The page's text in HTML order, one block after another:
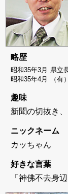
略歴
昭和35年3月 県立
昭和35年4月
（有
趣味
新聞の切抜き
ニックネーム
カッちゃん
好きな言葉
「神佛不去身